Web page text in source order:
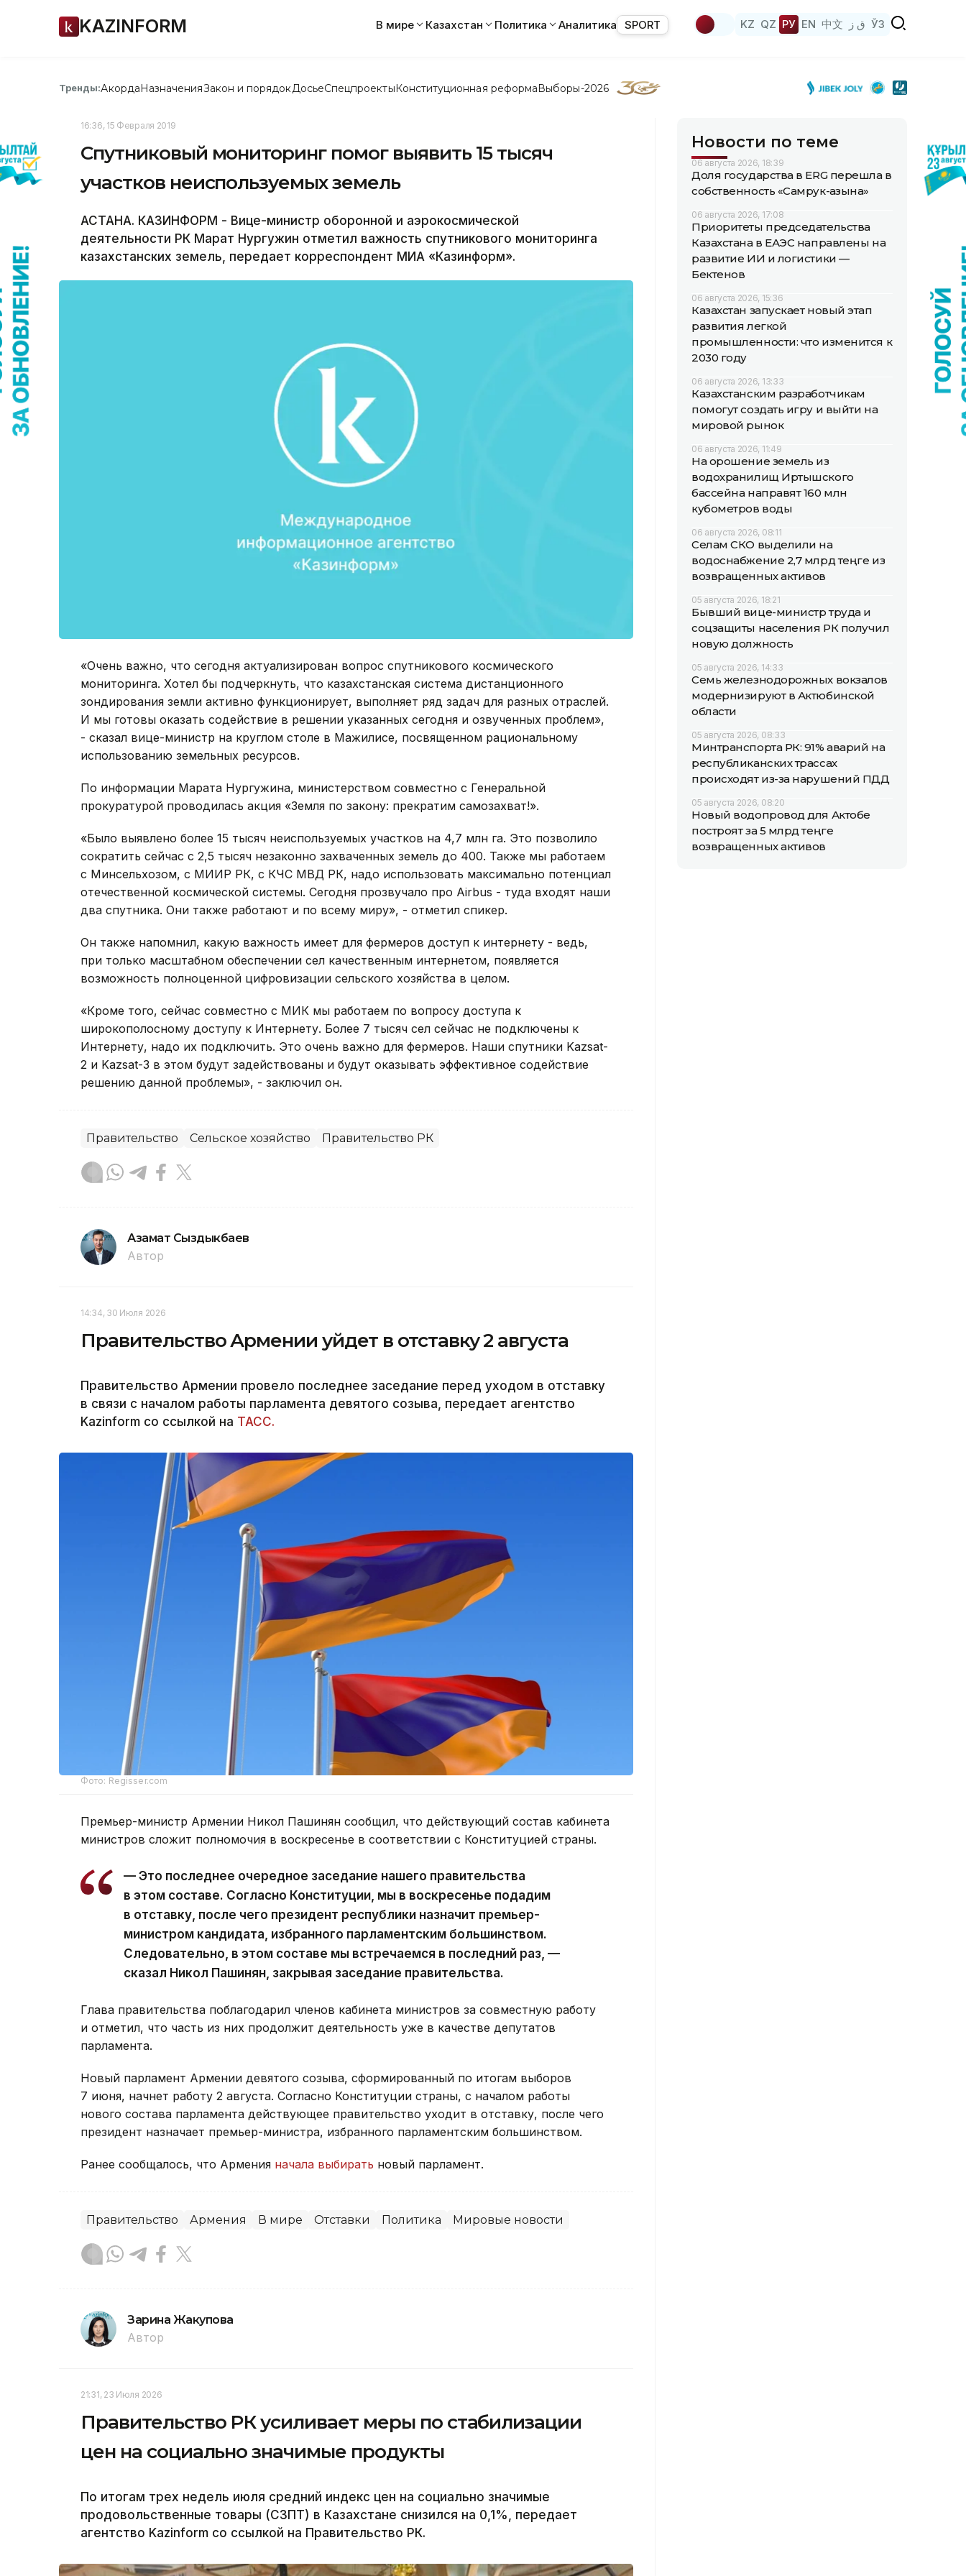
KAZINFORM В мире Казахстан Политика Аналитика SPORT KZ QZ РУ EN 中文 ق ز ЎЗ
Тренды:АкордаНазначенияЗакон и порядок ДосьеСпецпроектыКонституционная реформаВыборы-2026
16:36, 15 Февраля 2019
Спутниковый мониторинг помог выявить 15 тысяч
участков неиспользуемых земель
АСТАНА. КАЗИНФОРМ - Вице-министр оборонной и аэрокосмической
деятельности РК Марат Нургужин отметил важность спутникового мониторинга
казахстанских земель, передает корреспондент МИА «Казинформ».
«Очень важно, что сегодня актуализирован вопрос спутникового космического
мониторинга. Хотел бы подчеркнуть, что казахстанская система дистанционного
зондирования земли активно функционирует, выполняет ряд задач для разных отраслей.
И мы готовы оказать содействие в решении указанных сегодня и озвученных проблем»,
- сказал вице-министр на круглом столе в Мажилисе, посвященном рациональному
использованию земельных ресурсов.
По информации Марата Нургужина, министерством совместно с Генеральной
прокуратурой проводилась акция «Земля по закону: прекратим самозахват!».
«Было выявлено более 15 тысяч неиспользуемых участков на 4,7 млн га. Это позволило
сократить сейчас с 2,5 тысяч незаконно захваченных земель до 400. Также мы работаем
с Минсельхозом, с МИИР РК, с КЧС МВД РК, надо использовать максимально потенциал
отечественной космической системы. Сегодня прозвучало про Airbus - туда входят наши
два спутника. Они также работают и по всему миру», - отметил спикер.
Он также напомнил, какую важность имеет для фермеров доступ к интернету - ведь,
при только масштабном обеспечении сел качественным интернетом, появляется
возможность полноценной цифровизации сельского хозяйства в целом.
«Кроме того, сейчас совместно с МИК мы работаем по вопросу доступа к
широкополосному доступу к Интернету. Более 7 тысяч сел сейчас не подключены к
Интернету, надо их подключить. Это очень важно для фермеров. Наши спутники Kazsat-
2 и Kazsat-3 в этом будут задействованы и будут оказывать эффективное содействие
решению данной проблемы», - заключил он.
Правительство Сельское хозяйство Правительство РК
Азамат Сыздыкбаев
Автор
14:34, 30 Июля 2026
Правительство Армении уйдет в отставку 2 августа
Правительство Армении провело последнее заседание перед уходом в отставку
в связи с началом работы парламента девятого созыва, передает агентство
Kazinform со ссылкой на ТАСС.
Фото: Regisser.com
Премьер-министр Армении Никол Пашинян сообщил, что действующий состав кабинета
министров сложит полномочия в воскресенье в соответствии с Конституцией страны.
— Это последнее очередное заседание нашего правительства
в этом составе. Согласно Конституции, мы в воскресенье подадим
в отставку, после чего президент республики назначит премьер-
министром кандидата, избранного парламентским большинством.
Следовательно, в этом составе мы встречаемся в последний раз, —
сказал Никол Пашинян, закрывая заседание правительства.
Глава правительства поблагодарил членов кабинета министров за совместную работу
и отметил, что часть из них продолжит деятельность уже в качестве депутатов
парламента.
Новый парламент Армении девятого созыва, сформированный по итогам выборов
7 июня, начнет работу 2 августа. Согласно Конституции страны, с началом работы
нового состава парламента действующее правительство уходит в отставку, после чего
президент назначает премьер-министра, избранного парламентским большинством.
Ранее сообщалось, что Армения начала выбирать новый парламент.
Правительство Армения В мире Отставки Политика Мировые новости
Зарина Жакупова
Автор
21:31, 23 Июля 2026
Правительство РК усиливает меры по стабилизации
цен на социально значимые продукты
По итогам трех недель июля средний индекс цен на социально значимые
продовольственные товары (СЗПТ) в Казахстане снизился на 0,1%, передает
агентство Kazinform со ссылкой на Правительство РК.
Новости по теме
06 августа 2026, 18:39
Доля государства в ERG перешла в
собственность «Самрук-Қазына»
06 августа 2026, 17:08
Приоритеты председательства
Казахстана в ЕАЭС направлены на
развитие ИИ и логистики —
Бектенов
06 августа 2026, 15:36
Казахстан запускает новый этап
развития легкой
промышленности: что изменится к
2030 году
06 августа 2026, 13:33
Казахстанским разработчикам
помогут создать игру и выйти на
мировой рынок
06 августа 2026, 11:49
На орошение земель из
водохранилищ Иртышского
бассейна направят 160 млн
кубометров воды
06 августа 2026, 08:11
Селам СКО выделили на
водоснабжение 2,7 млрд теңге из
возвращенных активов
05 августа 2026, 18:21
Бывший вице-министр труда и
соцзащиты населения РК получил
новую должность
05 августа 2026, 14:33
Семь железнодорожных вокзалов
модернизируют в Актюбинской
области
05 августа 2026, 08:33
Минтранспорта РК: 91% аварий на
республиканских трассах
происходят из-за нарушений ПДД
05 августа 2026, 08:20
Новый водопровод для Актобе
построят за 5 млрд теңге
возвращенных активов